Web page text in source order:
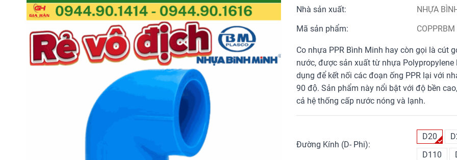
Nhà sản xuất:
NHỰA
Mã sản phẩm:
COPPRBM
Co nhựa PPR Bình Minh hay còn gọi là cút
nước, được sản xuất từ nhựa
dụng để kết nối các đoạn ống PPR lại với
90 độ. Sản phẩm này nổi bật với độ bền
cả hệ thống cấp nước nóng và lạnh.
Đường Kính (D- Phi):
D20
D110